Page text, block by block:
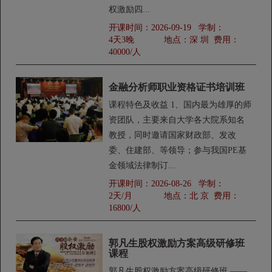
权激励四...
开课时间： 2026-09-19学制：
4天3晚
地点： 深 圳
费用：
40000/人
金融分析师职业资格证书培训班
课程特色及收益 1、国内最为雄厚的师
资团队，主要来自大学各大院系知名
教授，同时邀请国家财政部、发改
委、住建部、等领导；参与我国PE基
金领域法律制订...
开课时间： 2026-08-26学制：
2天/月
地点： 北 京费用：
16800/人
郭凡生股权激励方案高级研修班
课程